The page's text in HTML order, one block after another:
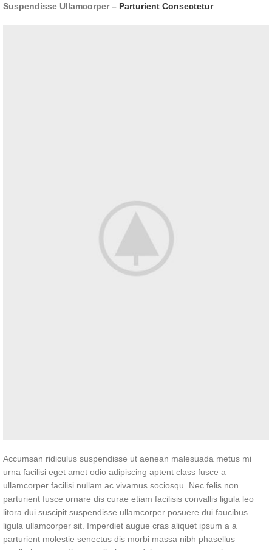
Suspendisse Ullamcorper – Parturient Consectetur
Accumsan ridiculus suspendisse ut aenean malesuada metus mi
urna facilisi eget amet odio adipiscing aptent class fusce a
ullamcorper facilisi nullam ac vivamus sociosqu. Nec felis non
parturient fusce ornare dis curae etiam facilisis convallis ligula leo
litora dui suscipit suspendisse ullamcorper posuere dui faucibus
ligula ullamcorper sit. Imperdiet augue cras aliquet ipsum a a
parturient molestie senectus dis morbi massa nibh phasellus